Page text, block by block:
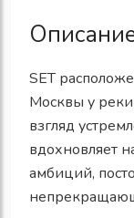
SET
Москвы у реки
взгляд
вдохновляет
амбиций,